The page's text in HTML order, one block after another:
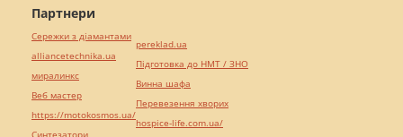
Партнери
Сережки з діамантами
alliancetechnika.ua
миралинкс
Веб мастер
https://motokosmos.ua/
Синтезатори
pereklad.ua
Підготовка до НМТ / ЗНО
Винна шафа
Перевезення хворих
hospice-life.com.ua/